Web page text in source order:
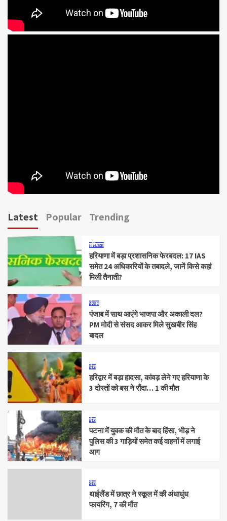
Latest Popular Trending
हरियाणा
हरियाणा में बड़ा प्रशासनिक फेरबदल: 17 IAS
समेत 24 अधिकारियों के तबादले, जानें किसे कहां
मिली तैनाती?
पंजाब
पंजाब में साथ आएंगे भाजपा और अकाली दल?
PM मोदी से संसद आकर मिले सुखबीर सिंह
बादल
देश
हरिद्वार में बड़ा हादसा, कांवड़ लेने गए हरियाणा के
3 दोस्तों को बस ने रौंदा… 1 की मौत
देश
पटना में युवक की मौत के बाद हिंसा, भीड़ ने
पुलिस की 3 गाड़ियों समेत कई वाहनों में लगाई
आग
देश
थाईलैंड में छात्र ने स्कूल में की अंधाधुंध
फायरिंग, 7 की मौत